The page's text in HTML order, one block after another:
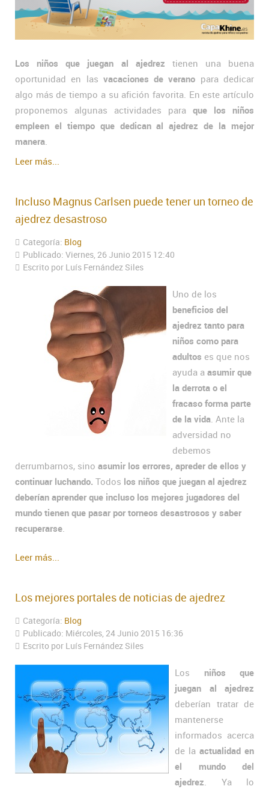
Los niños que juegan al ajedrez tienen una buena
oportunidad en las vacaciones de verano para dedicar
algo más de tiempo a su afición favorita. En este artículo
proponemos algunas actividades para que los niños
empleen el tiempo que dedican al ajedrez de la mejor
manera
Leer más...
Incluso Magnus Carlsen puede tener un torneo de
ajedrez desastroso
Categoría: Blog
Publicado: Viernes, 26 Junio 2015 12:40
Escrito por Luís Fernández Siles
Uno de los
beneficios del
ajedrez tanto para
niños como para
adultos es que nos
ayuda a asumir que
la derrota o el
fracaso forma parte
de la vida . Ante la
adversidad no
debemos
derrumbarnos, sino asumir los errores, apreder de ellos y
continuar luchando. Todos los niños que juegan al ajedrez
deberían aprender que incluso los mejores jugadores del
mundo tienen que pasar por torneos desastrosos y saber
recuperarse
Leer más...
Los mejores portales de noticias de ajedrez
Categoría: Blog
Publicado: Miércoles, 24 Junio 2015 16:36
Escrito por Luís Fernández Siles
Los niños que
juegan al ajedrez
deberían tratar de
mantenerse
informados acerca
de la actualidad en
el mundo del
ajedrez . Ya lo